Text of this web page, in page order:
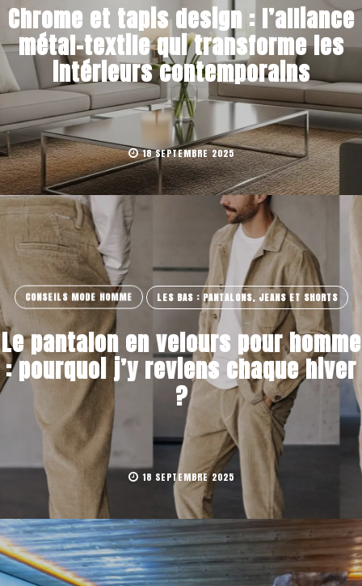
Chrome et tapis design : l’alliance
métal-textile qui transforme les
intérieurs contemporains
18 SEPTEMBRE 2025
CONSEILS MODE HOMME LES BAS : PANTALONS, JEANS ET SHORTS
Le pantalon en velours pour homme
: pourquoi j’y reviens chaque hiver
?
18 SEPTEMBRE 2025